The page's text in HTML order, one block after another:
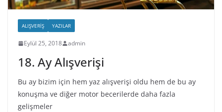
ALIŞVERIŞ YAZILAR
Eylül 25, 2018 admin
18. Ay Alışverişi
Bu ay bizim için hem yaz alışverişi oldu hem de bu ay
konuşma ve diğer motor becerilerde daha fazla
gelişmeler